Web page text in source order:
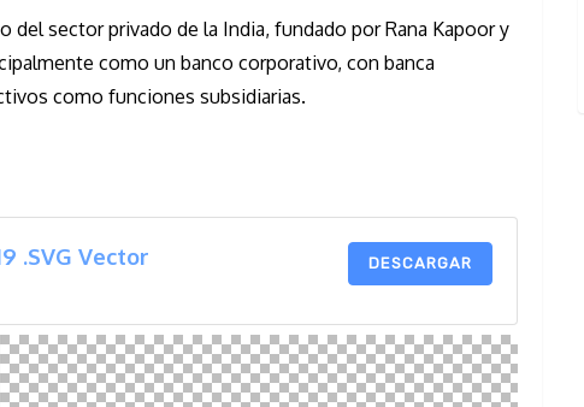
del sector privado de la India, fundado por Rana Kapoor y
como un banco corporativo, con banca
como funciones subsidiarias.
.SVG Vector DESCARGAR